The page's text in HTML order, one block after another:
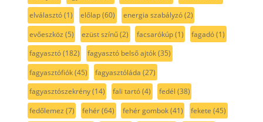
elválasztó(1) előlap(60) energia szabályzó(2)
evőeszköz (5) ezüst színű(2) facsarókúp(1) fagadó(1)
fagyasztó(182) fagyasztó belső ajtók(35)
fagyasztófiók(45) fagyasztóláda (27)
fagyasztószekrény(14) fali tartó(4) fedél (38)
fedőlemez (7) fehér(64) fehér gombok(41) fekete (45)